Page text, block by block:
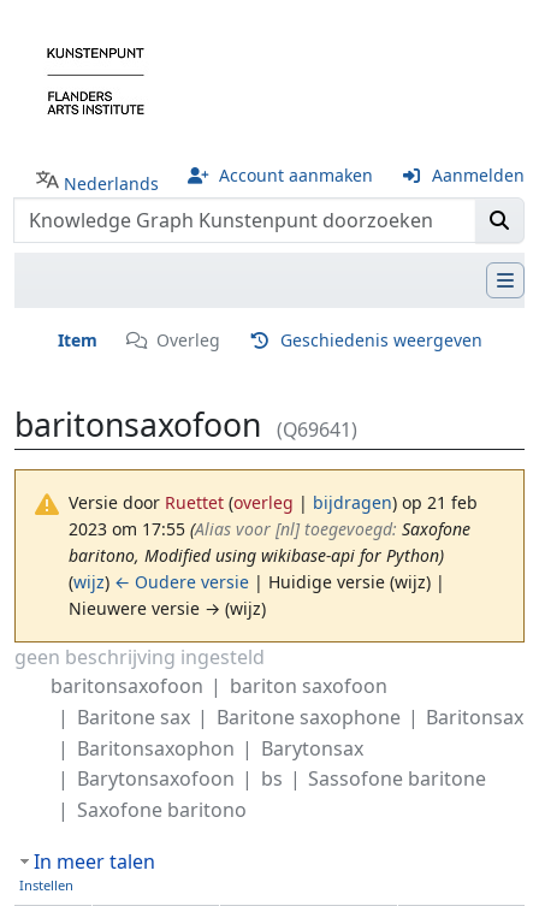
Nederlands Account aanmaken Aanmelden
Item Overleg Geschiedenis weergeven
baritonsaxofoon (Q69641)
Versie door Ruettet (overleg | bijdragen) op 21 feb
2023 om 17:55 (‎Alias voor [nl] toegevoegd: Saxofone
baritono, Modified using wikibase-api for Python)
(wijz) ← Oudere versie | Huidige versie (wijz) |
Nieuwere versie → (wijz)
Ga naar:navigatie,zoeken
geen beschrijving ingesteld
baritonsaxofoon
bariton saxofoon
Baritone sax
Baritone saxophone
Baritonsax
Baritonsaxophon
Barytonsax
Barytonsaxofoon
bs
Sassofone baritone
Saxofone baritono
In meer talen
Instellen